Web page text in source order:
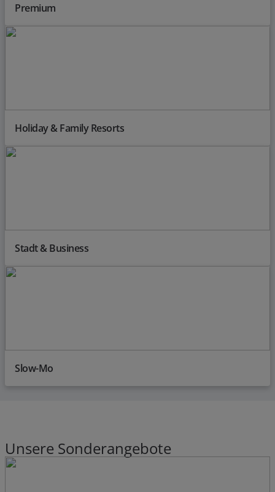
Premium
Holiday & Family Resorts
Stadt & Business
Slow-Mo
Unsere Sonderangebote